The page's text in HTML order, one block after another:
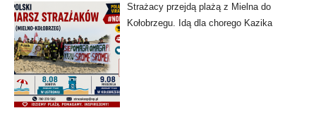
Strażacy przejdą plażą z Mielna do
Kołobrzegu. Idą dla chorego Kazika